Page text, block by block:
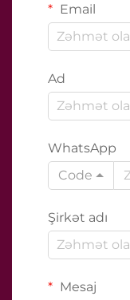
Email
Ad
WhatsApp
Code
Şirkət adı
Mesaj